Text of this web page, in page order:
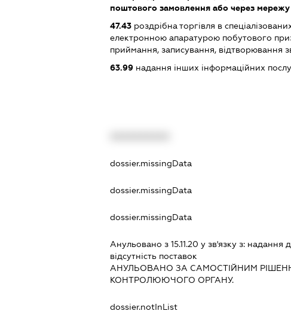
поштового замовлення або через мережу
47.43 роздрібна торгівля в
електронною апаратурою побутового
приймання, записування, відтворювання
63.99 надання інших інформаційних
dossier.missingData
dossier.missingData
dossier.missingData
Анульовано з 15.11.20 у зв'язку з: надання
вiдсутнiсть поставок
АНУЛЬОВАНО ЗА САМОСТIЙНИМ
КОНТРОЛЮЮЧОГО ОРГАНУ.
dossier.notInList